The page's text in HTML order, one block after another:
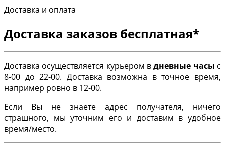
Доставка и оплата
Доставка заказов бесплатная*
Доставка осуществляется курьером вдневные часы с
8-00 до 22-00. Доставка возможна в точное время,
например ровно в 12-00.
Если Вы не знаете адрес получателя, ничего
страшного, мы уточним его и доставим в удобное
время/место.